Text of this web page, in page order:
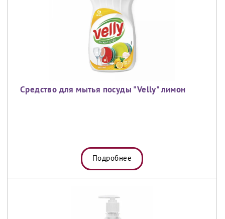
Средство для мытья посуды "Velly" лимон
Подробнее